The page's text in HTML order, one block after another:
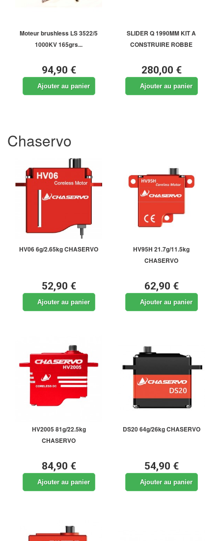
Moteur brushless LS 3522/5
1000KV 165grs...
94,90 €
Ajouter au panier
SLIDER Q 1990MM KIT A
CONSTRUIRE ROBBE
280,00 €
Ajouter au panier
Chaservo
HV06 6g/2.65kg CHASERVO
52,90 €
Ajouter au panier
HV95H 21.7g/11.5kg
CHASERVO
62,90 €
Ajouter au panier
HV2005 81g/22.5kg
CHASERVO
84,90 €
Ajouter au panier
DS20 64g/26kg CHASERVO
54,90 €
Ajouter au panier